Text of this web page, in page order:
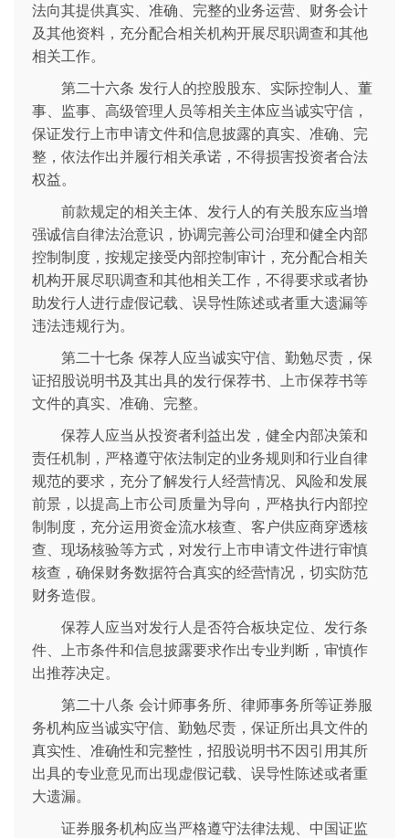
法向其提供真实、准确、完整的业务运营、财务会计
及其他资料，充分配合相关机构开展尽职调查和其他
相关工作。
第二十六条 发行人的控股股东、实际控制人、董
事、监事、高级管理人员等相关主体应当诚实守信，
保证发行上市申请文件和信息披露的真实、准确、完
整，依法作出并履行相关承诺，不得损害投资者合法
权益。
前款规定的相关主体、发行人的有关股东应当增
强诚信自律法治意识，协调完善公司治理和健全内部
控制制度，按规定接受内部控制审计，充分配合相关
机构开展尽职调查和其他相关工作，不得要求或者协
助发行人进行虚假记载、误导性陈述或者重大遗漏等
违法违规行为。
第二十七条 保荐人应当诚实守信、勤勉尽责，保
证招股说明书及其出具的发行保荐书、上市保荐书等
文件的真实、准确、完整。
保荐人应当从投资者利益出发，健全内部决策和
责任机制，严格遵守依法制定的业务规则和行业自律
规范的要求，充分了解发行人经营情况、风险和发展
前景，以提高上市公司质量为导向，严格执行内部控
制制度，充分运用资金流水核查、客户供应商穿透核
查、现场核验等方式，对发行上市申请文件进行审慎
核查，确保财务数据符合真实的经营情况，切实防范
财务造假。
保荐人应当对发行人是否符合板块定位、发行条
件、上市条件和信息披露要求作出专业判断，审慎作
出推荐决定。
第二十八条 会计师事务所、律师事务所等证券服
务机构应当诚实守信、勤勉尽责，保证所出具文件的
真实性、准确性和完整性，招股说明书不因引用其所
出具的专业意见而出现虚假记载、误导性陈述或者重
大遗漏。
证券服务机构应当严格遵守法律法规、中国证监